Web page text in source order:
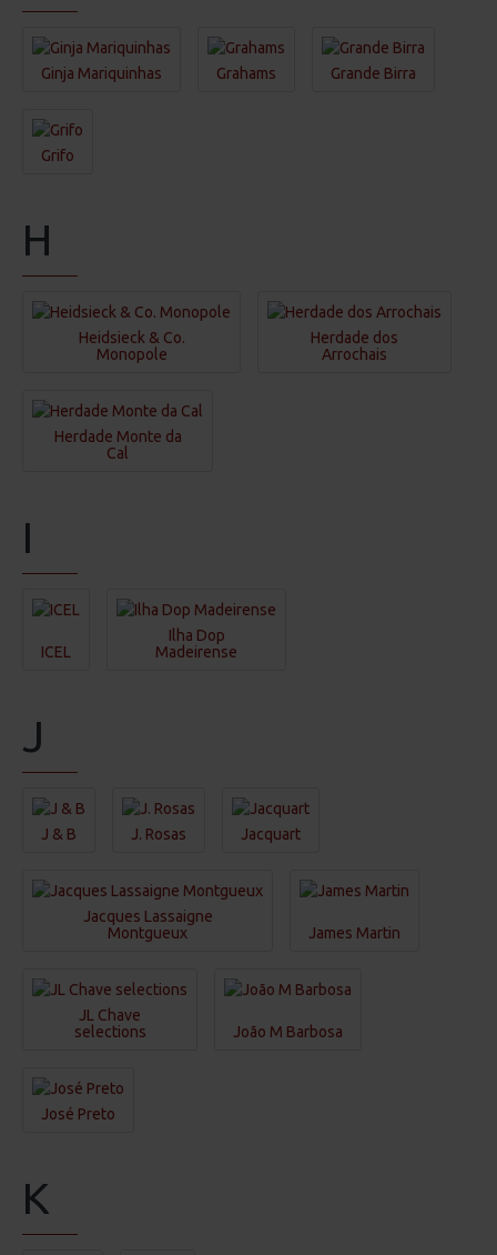
Ginja Mariquinhas Grahams Grande Birra
Grifo
H
Heidsieck & Co.
Monopole
Herdade dos
Arrochais
Herdade Monte da
Cal
I
ICEL
Ilha Dop
Madeirense
J
J & B J. Rosas Jacquart
Jacques Lassaigne
Montgueux
James Martin
JL Chave
selections
João M Barbosa
José Preto
K